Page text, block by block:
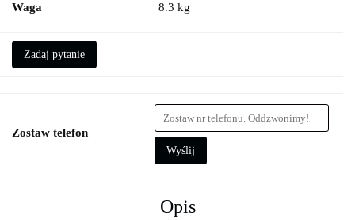
Waga 8.3 kg
Zadaj pytanie
Zostaw telefon
Wyślij
Opis